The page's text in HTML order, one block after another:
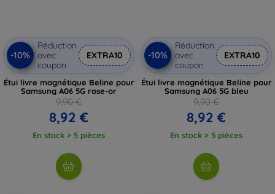
-10%
Réduction
avec
coupon
EXTRA10
Étui livre magnétique Beline pour
Samsung A06 5G rose-or
9,90 €
8,92 €
En stock > 5 pièces
-10%
Réduction
avec
coupon
EXTRA10
Étui livre magnétique Beline pour
Samsung A06 5G bleu
9,90 €
8,92 €
En stock > 5 pièces